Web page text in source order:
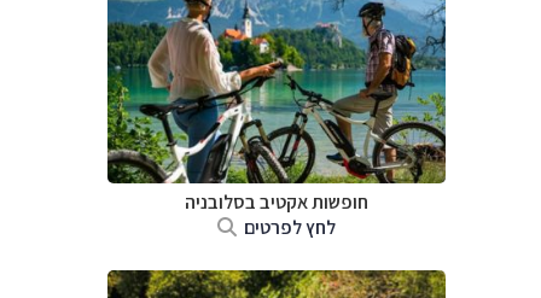
חופשות אקטיב בסלובניה
לחץ לפרטים